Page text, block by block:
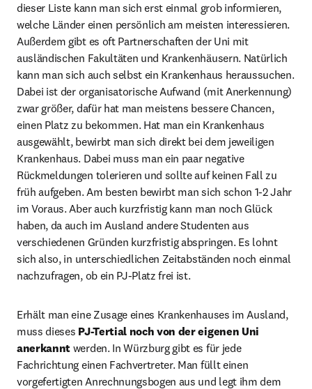
dieser Liste kann man sich erst einmal grob informieren,
welche Länder einen persönlich am meisten interessieren.
Außerdem gibt es oft Partnerschaften der Uni mit
ausländischen Fakultäten und Krankenhäusern. Natürlich
kann man sich auch selbst ein Krankenhaus heraussuchen.
Dabei ist der organisatorische Aufwand (mit Anerkennung)
zwar größer, dafür hat man meistens bessere Chancen,
einen Platz zu bekommen. Hat man ein Krankenhaus
ausgewählt, bewirbt man sich direkt bei dem jeweiligen
Krankenhaus. Dabei muss man ein paar negative
Rückmeldungen tolerieren und sollte auf keinen Fall zu
früh aufgeben. Am besten bewirbt man sich schon 1-2 Jahr
im Voraus. Aber auch kurzfristig kann man noch Glück
haben, da auch im Ausland andere Studenten aus
verschiedenen Gründen kurzfristig abspringen. Es lohnt
sich also, in unterschiedlichen Zeitabständen noch einmal
nachzufragen, ob ein PJ-Platz frei ist.
Erhält man eine Zusage eines Krankenhauses im Ausland,
muss dieses PJ-Tertial noch von der eigenen Uni
anerkannt werden. In Würzburg gibt es für jede
Fachrichtung einen Fachvertreter. Man füllt einen
vorgefertigten Anrechnungsbogen aus und legt ihm dem